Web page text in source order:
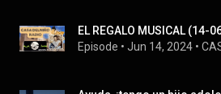
Episode • Jun 14, 2024 •